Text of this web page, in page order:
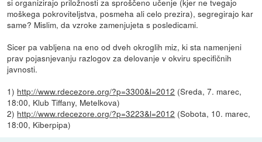
moškega pokroviteljstva, posmeha ali celo prezira), segregirajo kar
same? Mislim, da vzroke zamenjujeta s posledicami.
Sicer pa vabljena na eno od dveh okroglih miz, ki sta namenjeni
prav pojasnjevanju razlogov za delovanje v okviru specifičnih
javnosti.
1) http://www.rdecezore.org/?p=3300&l=2012 (Sreda, 7. marec,
18:00, Klub Tiffany, Metelkova)
2) http://www.rdecezore.org/?p=3223&l=2012 (Sobota, 10. marec,
18:00, Kiberpipa)